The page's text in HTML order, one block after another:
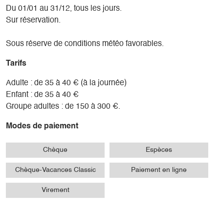
Du 01/01 au 31/12, tous les jours.
Sur réservation.
Sous réserve de conditions météo favorables.
Tarifs
Adulte : de 35 à 40 € (à la journée)
Enfant : de 35 à 40 €
Groupe adultes : de 150 à 300 €.
Modes de paiement
Chèque Espèces
Chèque-Vacances Classic Paiement en ligne
Virement